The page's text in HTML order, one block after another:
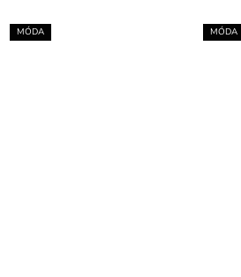
MÓDA MÓDA